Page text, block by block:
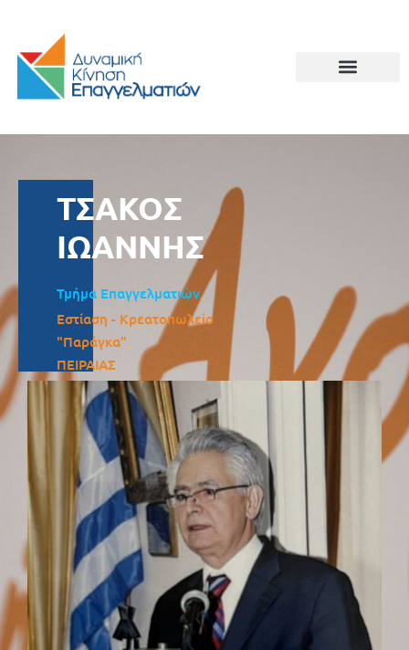
ΤΣΑΚΟΣ
ΙΩΑΝΝΗΣ
Τμήμα Επαγγελματιών
Εστίαση - Κρεατοπωλείο
"Παράγκα"
ΠΕΙΡΑΙΑΣ